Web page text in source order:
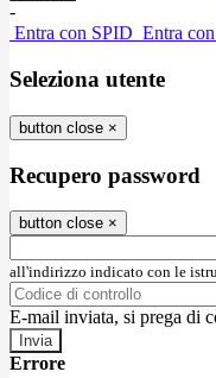
-
Entra con SPID Entra
Seleziona utente
button close ×
Recupero password
button close ×
all'indirizzo indicato con le
E-mail inviata, si prega di
Errore